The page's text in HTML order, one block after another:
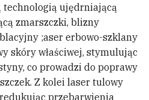
technologią ujędrniającą
zmarszczki, blizny
;aser erbowo-szklany
skóry właściwej, stymulując
co prowadzi do poprawy
Z kolei laser tulowy
przebarwienia